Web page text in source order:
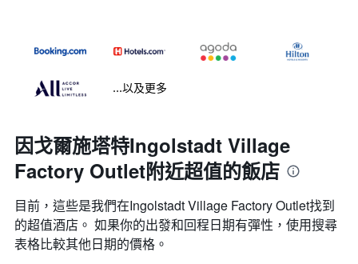
...以及更多
因戈爾施塔特Ingolstadt Village
Factory Outlet附近超值的飯店
目前，這些是我們在Ingolstadt Village Factory Outlet找到
的超值酒店。 如果你的出發和回程日期有彈性，使用搜尋
表格比較其他日期的價格。